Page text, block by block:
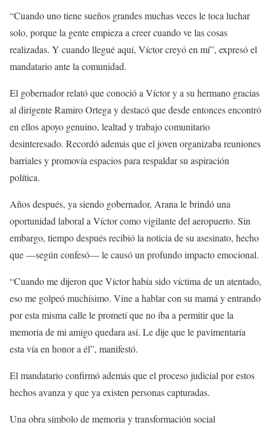
“Cuando uno tiene sueños grandes muchas veces le toca luchar
solo, porque la gente empieza a creer cuando ve las cosas
realizadas. Y cuando llegué aquí, Víctor creyó en mí”, expresó el
mandatario ante la comunidad.
El gobernador relató que conoció a Víctor y a su hermano gracias
al dirigente Ramiro Ortega y destacó que desde entonces encontró
en ellos apoyo genuino, lealtad y trabajo comunitario
desinteresado. Recordó además que el joven organizaba reuniones
barriales y promovía espacios para respaldar su aspiración
política.
Años después, ya siendo gobernador, Arana le brindó una
oportunidad laboral a Víctor como vigilante del aeropuerto. Sin
embargo, tiempo después recibió la noticia de su asesinato, hecho
que —según confesó— le causó un profundo impacto emocional.
“Cuando me dijeron que Víctor había sido víctima de un atentado,
eso me golpeó muchísimo. Vine a hablar con su mamá y entrando
por esta misma calle le prometí que no iba a permitir que la
memoria de mi amigo quedara así. Le dije que le pavimentaría
esta vía en honor a él”, manifestó.
El mandatario confirmó además que el proceso judicial por estos
hechos avanza y que ya existen personas capturadas.
Una obra símbolo de memoria y transformación social